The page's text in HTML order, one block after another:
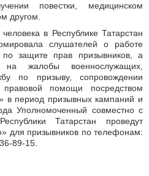
повестки, медицинском
другом.
в Республике Татарстан
слушателей о работе
по защите прав призывников, а
жалобы военнослужащих,
по призыву, сопровождении
помощи посредством
в период призывных кампаний и
Уполномоченный совместно с
Татарстан проведут
для призывников по телефонам:
89-15.